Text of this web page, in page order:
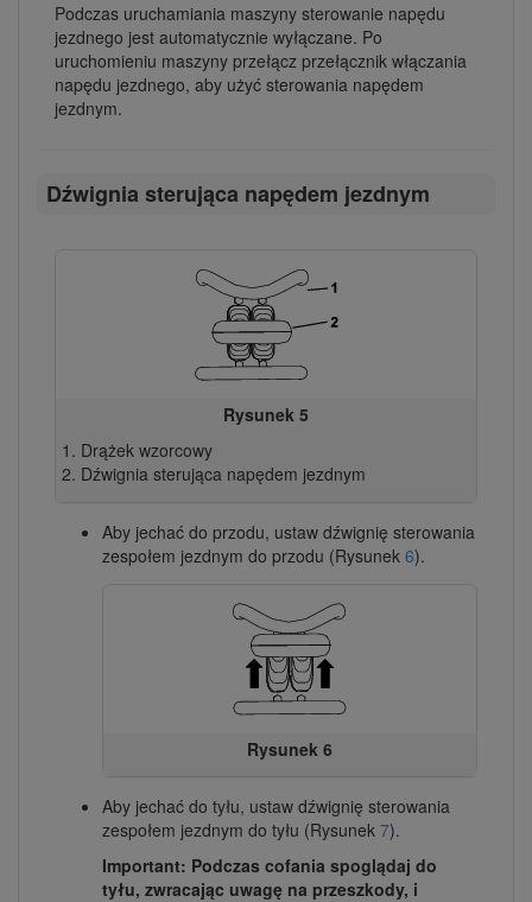
Podczas uruchamiania maszyny sterowanie napędu
jezdnego jest automatycznie wyłączane. Po
uruchomieniu maszyny przełącz przełącznik włączania
napędu jezdnego, aby użyć sterowania napędem
jezdnym.
Dźwignia sterująca napędem jezdnym
Rysunek 5
Drążek wzorcowy
Dźwignia sterująca napędem jezdnym
Aby jechać do przodu, ustaw dźwignię sterowania
zespołem jezdnym do przodu (Rysunek 6).
Rysunek 6
Aby jechać do tyłu, ustaw dźwignię sterowania
zespołem jezdnym do tyłu (Rysunek 7).
Important: Podczas cofania spoglądaj do
tyłu, zwracając uwagę na przeszkody, i